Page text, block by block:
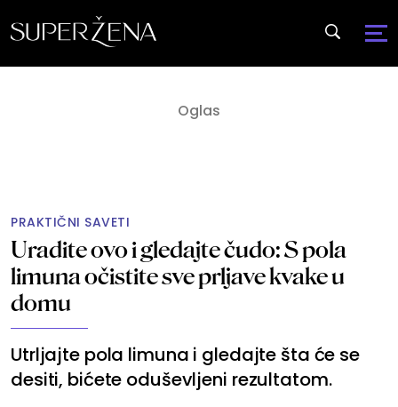
PRAKTIČNI SAVETI
Uradite ovo i gledajte čudo: S pola
limuna očistite sve prljave kvake u
domu
Utrljajte pola limuna i gledajte šta će se
desiti, bićete oduševljeni rezultatom.